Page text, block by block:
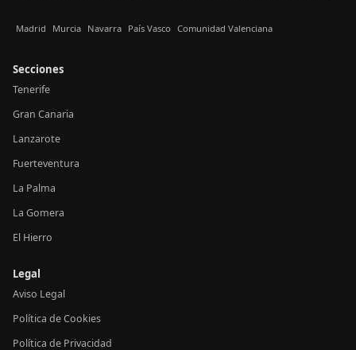
Madrid Murcia Navarra País Vasco Comunidad Valenciana
Secciones
Tenerife
Gran Canaria
Lanzarote
Fuerteventura
La Palma
La Gomera
El Hierro
Legal
Aviso Legal
Política de Cookies
Política de Privacidad